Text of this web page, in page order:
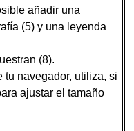
añadir una
(5) y una leyenda
(8).
tu navegador, utiliza, si
ajustar el tamaño